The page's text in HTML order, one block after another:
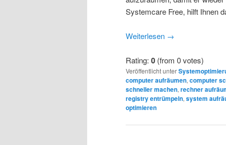
Systemcare Free, hilft Ihnen
Weiterlesen →
Rating: 0 (from 0 votes)
Veröffentlicht unter
computer aufräumen,computer
schneller machen,rechner
registry entrümpeln,system
optimieren